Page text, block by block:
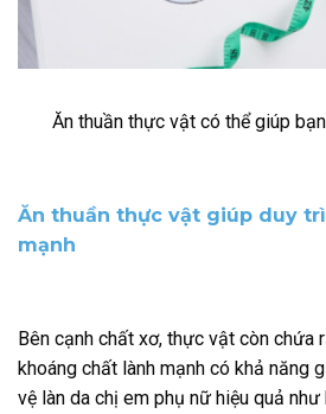
Ăn thuần thực vật có thể giúp
Ăn thuần thực vật giúp duy
mạnh
Bên cạnh chất xơ, thực vật còn chứa
khoáng chất lành mạnh có khả năng
vệ làn da chị em phụ nữ hiệu quả